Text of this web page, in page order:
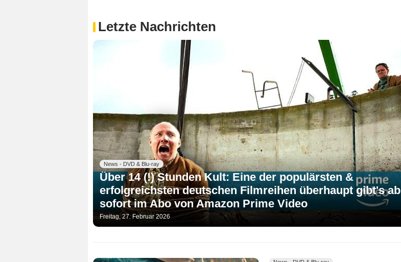
Letzte Nachrichten
News - DVD & Blu-ray
Über 14 (!) Stunden Kult: Eine der populärsten &
erfolgreichsten deutschen Filmreihen überhaupt gibt's ab
sofort im Abo von Amazon Prime Video
Freitag, 27. Februar 2026